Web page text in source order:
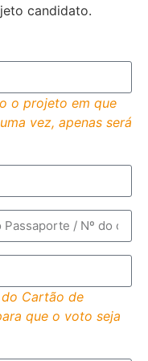
candidato.
o projeto em que
vez, apenas será
Cartão de
que o voto seja